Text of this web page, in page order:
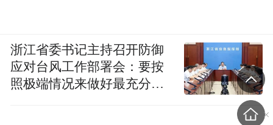
浙江省委书记主持召开防御
应对台风工作部署会：要按
照极端情况来做好最充分的